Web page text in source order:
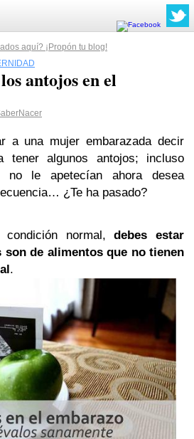
aquí? ¡Propón tu blog!
antojos en el
a una mujer embarazada decir
tener algunos antojos; incluso
no le apetecían ahora desea
¿Te ha pasado?
condición normal,debes estar
de alimentos que no tienen
.